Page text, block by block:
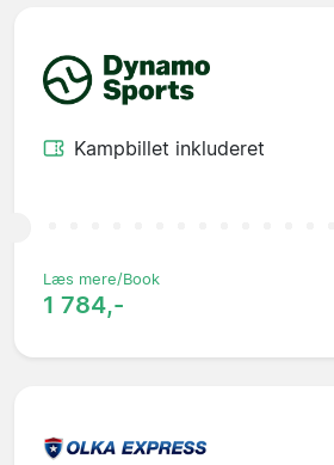
Kampbillet inkluderet
Læs mere/Book
1 784,-